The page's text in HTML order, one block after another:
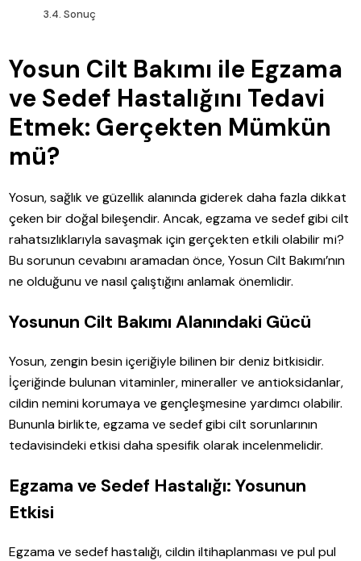
Sonuç
Yosun Cilt Bakımı ile Egzama
ve Sedef Hastalığını Tedavi
Etmek: Gerçekten Mümkün
mü?
Yosun, sağlık ve güzellik alanında giderek daha fazla dikkat
çeken bir doğal bileşendir. Ancak, egzama ve sedef gibi cilt
rahatsızlıklarıyla savaşmak için gerçekten etkili olabilir mi?
Bu sorunun cevabını aramadan önce, Yosun Cilt Bakımı’nın
ne olduğunu ve nasıl çalıştığını anlamak önemlidir.
Yosunun Cilt Bakımı Alanındaki Gücü
Yosun, zengin besin içeriğiyle bilinen bir deniz bitkisidir.
İçeriğinde bulunan vitaminler, mineraller ve antioksidanlar,
cildin nemini korumaya ve gençleşmesine yardımcı olabilir.
Bununla birlikte, egzama ve sedef gibi cilt sorunlarının
tedavisindeki etkisi daha spesifik olarak incelenmelidir.
Egzama ve Sedef Hastalığı: Yosunun
Etkisi
Egzama ve sedef hastalığı, cildin iltihaplanması ve pul pul